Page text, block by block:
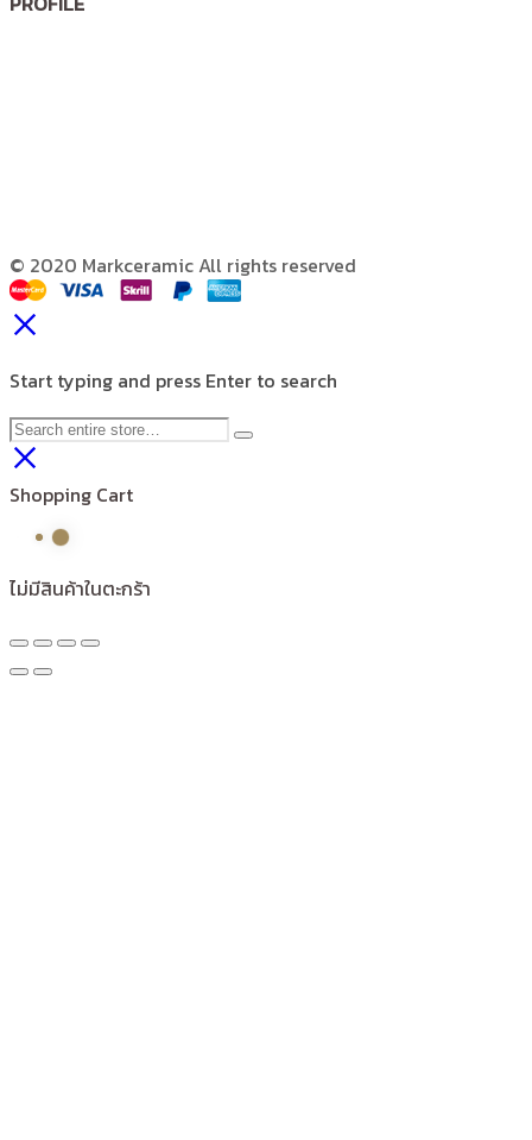
© 2020 Markceramic All rights reserved
Start typing and press Enter to search
Shopping Cart
ไม่มีสินค้าในตะกร้า